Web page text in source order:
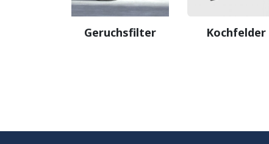
Geruchsfilter Kochfelder